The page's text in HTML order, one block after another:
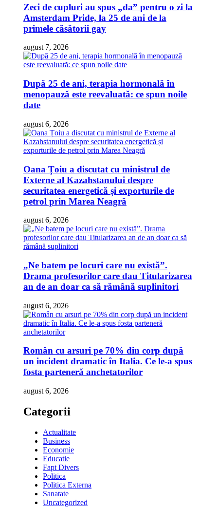
Zeci de cupluri au spus „da” pentru o zi la
Amsterdam Pride, la 25 de ani de la
primele căsătorii gay
august 7, 2026
După 25 de ani, terapia hormonală în
menopauză este reevaluată: ce spun noile
date
august 6, 2026
Oana Țoiu a discutat cu ministrul de
Externe al Kazahstanului despre
securitatea energetică și exporturile de
petrol prin Marea Neagră
august 6, 2026
„Ne batem pe locuri care nu există”.
Drama profesorilor care dau Titularizarea
an de an doar ca să rămână suplinitori
august 6, 2026
Român cu arsuri pe 70% din corp după
un incident dramatic în Italia. Ce le-a spus
fosta parteneră anchetatorilor
august 6, 2026
Categorii
Actualitate
Business
Economie
Educatie
Fapt Divers
Politica
Politica Externa
Sanatate
Uncategorized